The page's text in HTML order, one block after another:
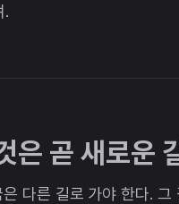
.
은 곧 새로운
다른 길로 가야 한다.